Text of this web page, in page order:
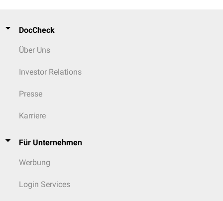
DocCheck
Über Uns
Investor Relations
Presse
Karriere
Für Unternehmen
Werbung
Login Services